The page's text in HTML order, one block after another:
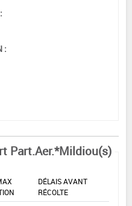
:
Part.Aer.*Mildiou(s)
DÉLAIS AVANT
RÉCOLTE